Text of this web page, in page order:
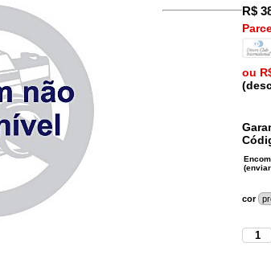
R$
ou
cor